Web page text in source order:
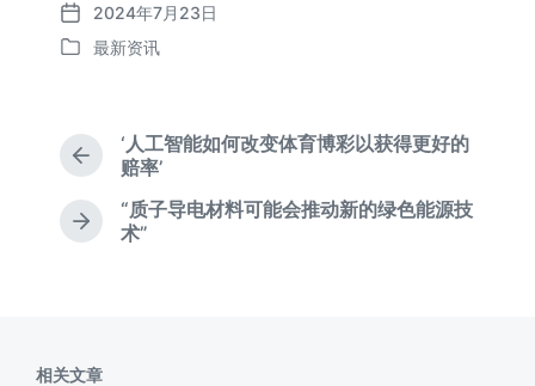
发
布
2024年7月23日
发
最新资讯
上
文
章
‘人工智能如何改变体育博彩以获得更好的
赔率’
下
“质子导电材料可能会推动新的绿色能源技
术”
相关文章